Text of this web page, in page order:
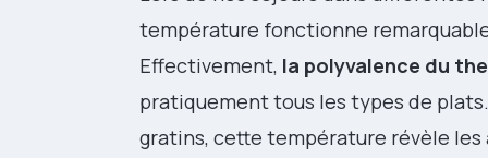
température fonctionne
Effectivement, la polyvalence du
pratiquement tous les types de
gratins, cette température révèle les